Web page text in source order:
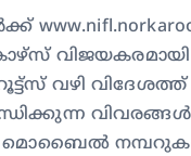
വിജയകരമായി
വഴി വിദേശത്ത്
വിവരങ്ങള്‍ക്ക്
മൊബൈല്‍